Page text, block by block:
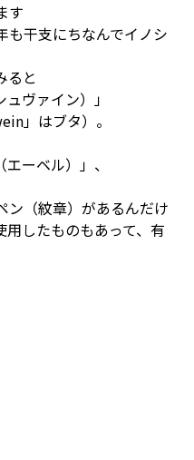
す
も干支にちなんでイノシ
ると
ヴァイン）」
」はブタ）。
ーベル）」、
ン（紋章）があるんだけ
用したものもあって、有